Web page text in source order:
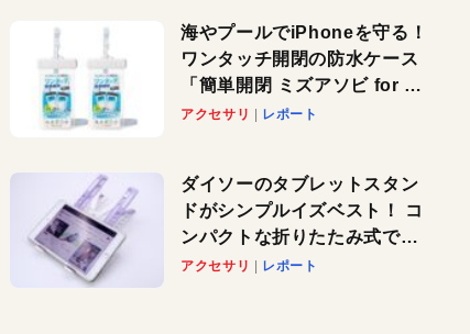
海やプールでiPhoneを守る！
ワンタッチ開閉の防水ケース
「簡単開閉 ミズアソビ for ス
マホ」で夏のレジャーを満喫
アクセサリ レポート
ダイソーのタブレットスタン
ドがシンプルイズベスト！ コ
ンパクトな折りたたみ式でノ
ートパソコンにも対応。カラ
アクセサリ レポート